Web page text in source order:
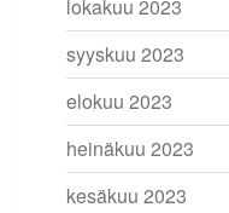
lokakuu 2023
syyskuu 2023
elokuu 2023
heinäkuu 2023
kesäkuu 2023